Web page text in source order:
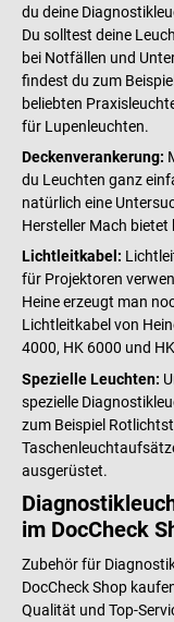
du deine
Du solltest deine
bei Notfällen und
findest du zum
beliebten
für Lupenleuchten.
Deckenverankerung:
du Leuchten ganz
natürlich eine
Hersteller Mach bietet
Lichtleitkabel:
für Projektoren
Heine erzeugt man
Lichtleitkabel von
4000, HK 6000 und
Spezielle Leuchten:
spezielle
zum Beispiel
ausgerüstet.
im DocCheck
Zubehör für
DocCheck Shop
Qualität und Top-